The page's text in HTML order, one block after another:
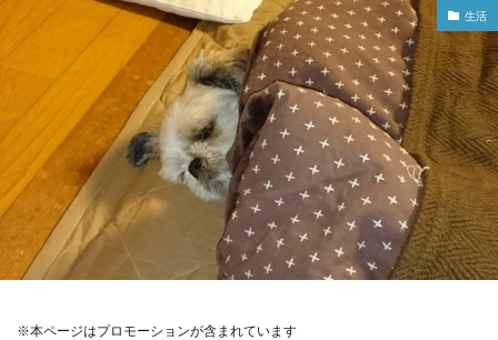
生活
※本ページはプロモーションが含まれています